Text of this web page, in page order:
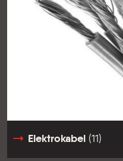
Elektrokabel (11)